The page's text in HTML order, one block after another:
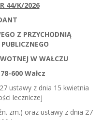
44/K/2026
Z PRZYCHODNIĄ
W WAŁCZU
600 Wałcz
ustawy z dnia 15 kwietnia
leczniczej
zm.) oraz ustawy z dnia 27